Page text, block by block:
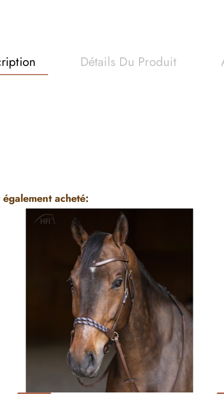
Détails Du Produit
acheté: